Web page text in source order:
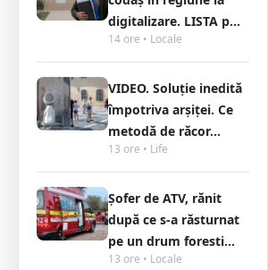
digitalizare. LISTA p...
14 ore • Locale
VIDEO. Soluție inedită
împotriva arșiței. Ce
metodă de răcor...
13 ore • Life
Șofer de ATV, rănit
după ce s-a răsturnat
pe un drum foresti...
13 ore • Locale